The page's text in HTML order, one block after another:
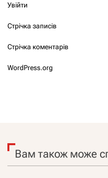
Увійти
Стрічка записів
Стрічка коментарів
WordPress.org
Вам також може